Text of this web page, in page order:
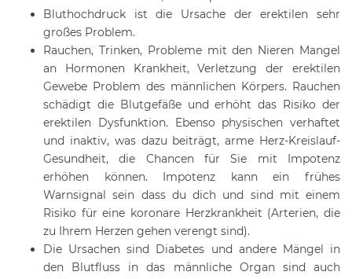
Bluthochdruck ist die Ursache der erektilen sehr
großes Problem.
Rauchen, Trinken, Probleme mit den Nieren Mangel
an Hormonen Krankheit, Verletzung der erektilen
Gewebe Problem des männlichen Körpers. Rauchen
schädigt die Blutgefäße und erhöht das Risiko der
erektilen Dysfunktion. Ebenso physischen verhaftet
und inaktiv, was dazu beiträgt, arme Herz-Kreislauf-
Gesundheit, die Chancen für Sie mit Impotenz
erhöhen können. Impotenz kann ein frühes
Warnsignal sein dass du dich und sind mit einem
Risiko für eine koronare Herzkrankheit (Arterien, die
zu Ihrem Herzen gehen verengt sind).
Die Ursachen sind Diabetes und andere Mängel in
den Blutfluss in das männliche Organ sind auch